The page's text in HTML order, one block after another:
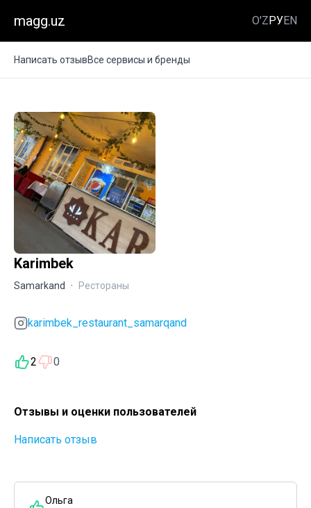
magg.uz O'ZРУEN
Написать отзывВсе сервисы и бренды
Karimbek
Samarkand · Рестораны
karimbek_restaurant_samarqand
2 0
Отзывы и оценки пользователей
Написать отзыв
Ольга